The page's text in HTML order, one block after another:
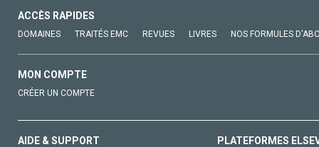
ACCÈS RAPIDES
DOMAINES TRAITÉS EMC REVUES LIVRES NOS FORMULES
MON COMPTE
CRÉER UN COMPTE
AIDE & SUPPORT PLATEFORMES